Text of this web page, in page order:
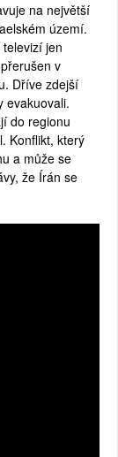
na největší
území.
jen
v
Dříve zdejší
evakuovali.
do regionu
Konflikt, který
a může se
že Írán se